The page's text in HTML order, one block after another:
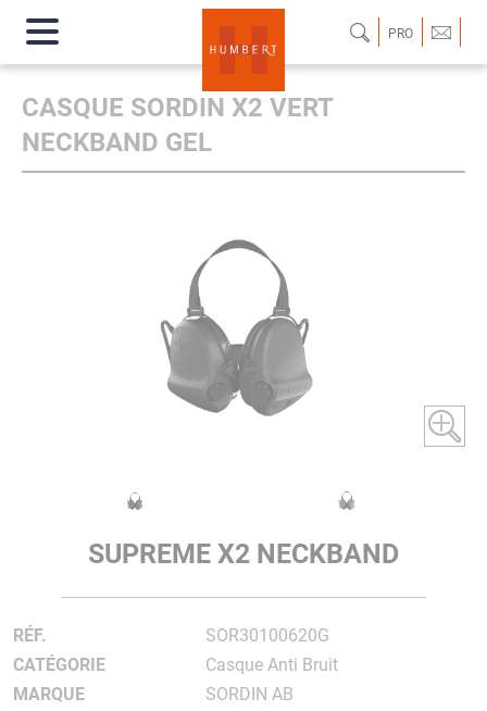
PRO
CASQUE SORDIN X2 VERT
NECKBAND GEL
SUPREME X2 NECKBAND
RÉF.
SOR30100620G
CATÉGORIE
Casque Anti Bruit
MARQUE
SORDIN AB